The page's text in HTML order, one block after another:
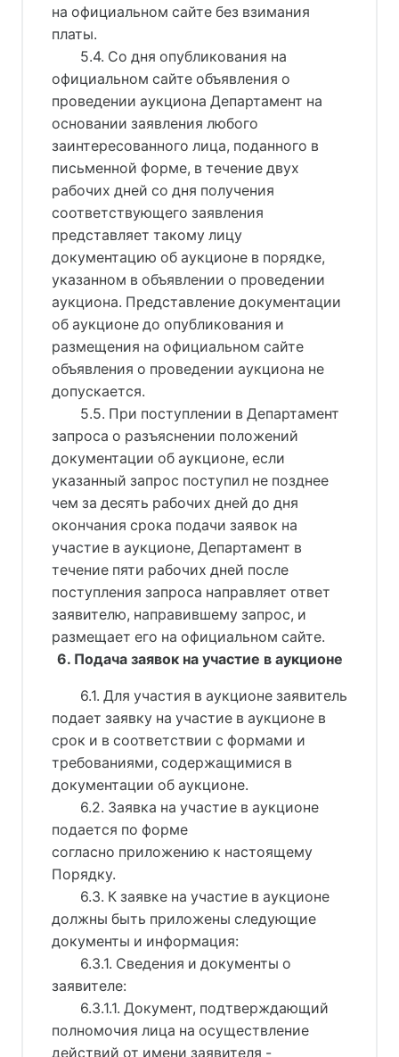
на официальном сайте без взимания
платы.
5.4. Со дня опубликования на
официальном сайте объявления о
проведении аукциона Департамент на
основании заявления любого
заинтересованного лица, поданного в
письменной форме, в течение двух
рабочих дней со дня получения
соответствующего заявления
представляет такому лицу
документацию об аукционе в порядке,
указанном в объявлении о проведении
аукциона. Представление документации
об аукционе до опубликования и
размещения на официальном сайте
объявления о проведении аукциона не
допускается.
5.5. При поступлении в Департамент
запроса о разъяснении положений
документации об аукционе, если
указанный запрос поступил не позднее
чем за десять рабочих дней до дня
окончания срока подачи заявок на
участие в аукционе, Департамент в
течение пяти рабочих дней после
поступления запроса направляет ответ
заявителю, направившему запрос, и
размещает его на официальном сайте.
6. Подача заявок на участие в аукционе
6.1. Для участия в аукционе заявитель
подает заявку на участие в аукционе в
срок и в соответствии с формами и
требованиями, содержащимися в
документации об аукционе.
6.2. Заявка на участие в аукционе
подается по форме
согласно приложению к настоящему
Порядку.
6.3. К заявке на участие в аукционе
должны быть приложены следующие
документы и информация:
6.3.1. Сведения и документы о
заявителе:
6.3.1.1. Документ, подтверждающий
полномочия лица на осуществление
действий от имени заявителя -